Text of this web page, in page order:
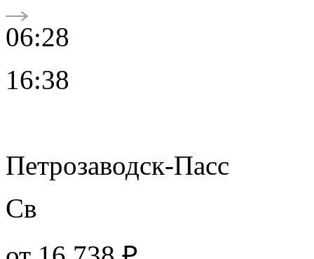
06:28
16:38
Петрозаводск-Пасс
Св